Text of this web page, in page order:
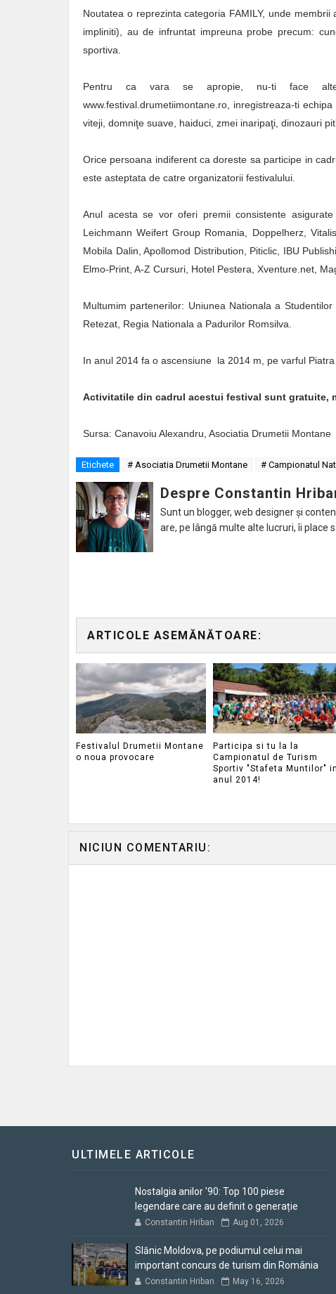
Noutatea o reprezinta categoria FAMILY, unde
impliniti), au de infruntat impreuna probe precum:
sportiva.
Pentru ca vara se apropie, nu-ti face alte
www.festival.drumetiimontane.ro, inregistreaza-ti
viteji, domniţe suave, haiduci, zmei inaripaţi, dinozauri
Orice persoana indiferent ca doreste sa participe in
este asteptata de catre organizatorii festivalului.
Anul acesta se vor oferi premii consistente
Leichmann Weifert Group Romania, Doppelherz,
Mobila Dalin, Apollomod Distribution, Piticlic, IBU
Elmo-Print, A-Z Cursuri, Hotel Pestera, Xventure.net,
Multumim partenerilor: Uniunea Nationala a
Retezat, Regia Nationala a Padurilor Romsilva.
In anul 2014 fa o ascensiune la 2014 m, pe varful
Activitatile din cadrul acestui festival sunt gratuite,
Sursa: Canavoiu Alexandru, Asociatia Drumetii Montane
Etichete # Asociatia Drumetii Montane # Campionatul
Despre Constantin
Sunt un blogger, web designer și
are, pe lângă multe alte lucruri, îi place
ARTICOLE ASEMĂNĂTOARE:
Festivalul Drumetii Montane
o noua provocare
Participa si tu la la
Campionatul de Turism
Sportiv "Stafeta Muntilor" in
anul 2014!
NICIUN COMENTARIU:
ULTIMELE ARTICOLE
Nostalgia anilor '90: Top 100 piese
legendare care au definit o generație
Constantin Hriban Aug 01, 2026
Slănic Moldova, pe podiumul celui mai
important concurs de turism din România
Constantin Hriban May 16, 2026